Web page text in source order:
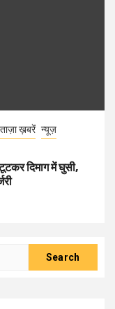
ताज़ा ख़बरें न्यूज़
दिमाग में घुसी,